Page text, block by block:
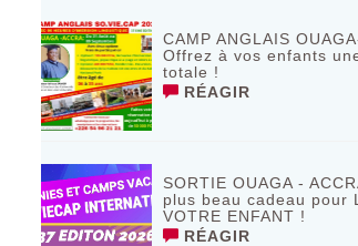
RÉAGIR
CAMP ANGLAIS
Offrez à vos enfants
totale !
RÉAGIR
SORTIE OUAGA -
plus beau cadeau pour
VOTRE ENFANT !
RÉAGIR